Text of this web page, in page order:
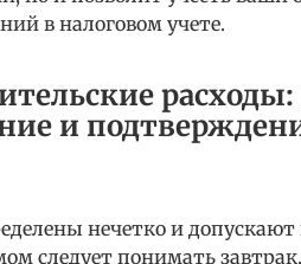
в налоговом учете.
и
нечетко и
следует понимать